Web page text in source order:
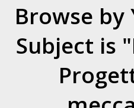
Browse by
Subject is